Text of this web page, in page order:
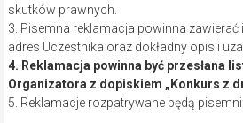
skutków prawnych.
3. Pisemna reklamacja powinna zawierać
adres Uczestnika oraz dokładny opis i
4. Reklamacja powinna być przesłana
Organizatora z dopiskiem „Konkurs z
5. Reklamacje rozpatrywane będą